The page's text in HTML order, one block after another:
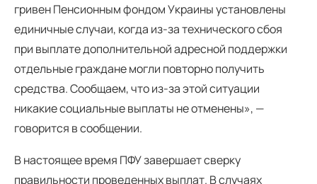
гривен Пенсионным фондом Украины установлены
единичные случаи, когда из-за технического сбоя
при выплате дополнительной адресной поддержки
отдельные граждане могли повторно получить
средства. Сообщаем, что из-за этой ситуации
никакие социальные выплаты не отменены», —
говорится в сообщении.
В настоящее время ПФУ завершает сверку
правильности проведенных выплат. В случаях